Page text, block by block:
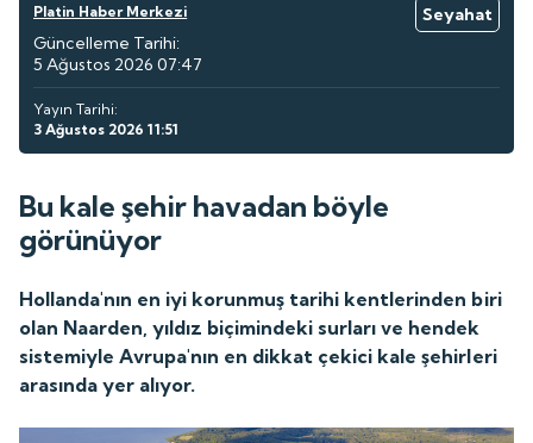
Platin Haber Merkezi
Seyahat
Güncelleme Tarihi:
5 Ağustos 2026 07:47
Yayın Tarihi:
3 Ağustos 2026 11:51
Bu kale şehir havadan böyle
görünüyor
Hollanda'nın en iyi korunmuş tarihi kentlerinden biri
olan Naarden, yıldız biçimindeki surları ve hendek
sistemiyle Avrupa'nın en dikkat çekici kale şehirleri
arasında yer alıyor.